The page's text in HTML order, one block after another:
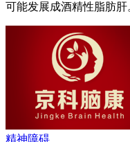
可能发展成酒精性脂肪肝
精神障碍